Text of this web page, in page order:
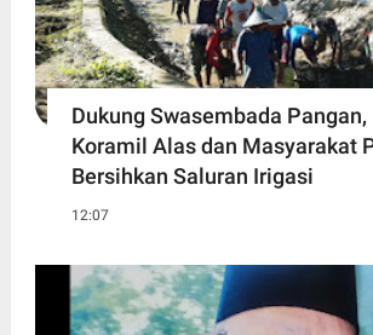
Dukung Swasembada Pangan,
Koramil Alas dan Masyarakat
Bersihkan Saluran Irigasi
12:07